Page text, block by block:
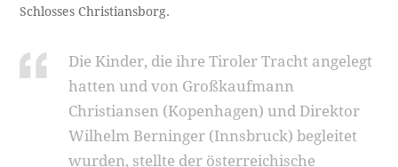
Schlosses Christians­borg.
Die Kinder, die ihre Tiroler Tracht ange­legt
hatten und von Großkaufmann
Christiansen (Kopenhagen) und Direktor
Wilhelm Berninger (Innsbruck) begleitet
wurden, stellte der österreichische